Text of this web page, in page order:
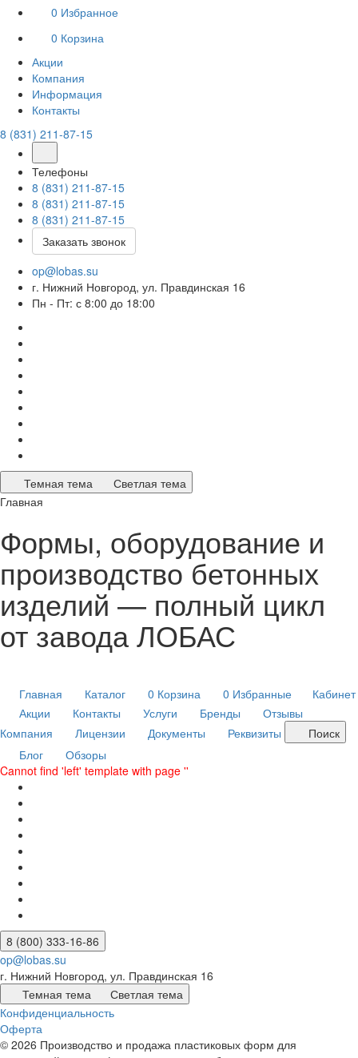
0 Избранное
0 Корзина
Акции
Компания
Информация
Контакты
8 (831) 211-87-15
Телефоны
8 (831) 211-87-15
8 (831) 211-87-15
8 (831) 211-87-15
Заказать звонок
op@lobas.su
г. Нижний Новгород, ул. Правдинская 16
Пн - Пт: с 8:00 до 18:00
Темная тема
Светлая тема
Главная
Формы, оборудование и
производство бетонных
изделий — полный цикл
от завода ЛОБАС
Главная Каталог 0 Корзина 0 Избранные
Кабинет
Акции
Контакты Услуги Бренды
Отзывы
Компания
Лицензии Документы Реквизиты
Поиск
Блог
Обзоры
Cannot find 'left' template with page ''
8 (800) 333-16-86
op@lobas.su
г. Нижний Новгород, ул. Правдинская 16
Темная тема
Светлая тема
Конфиденциальность
Оферта
© 2026 Производство и продажа пластиковых форм для